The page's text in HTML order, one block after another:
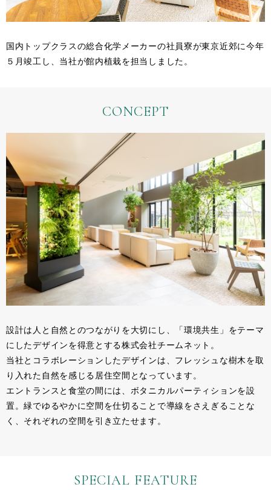
国内トップクラスの総合化学メーカーの社員寮が東京近郊に今年
５月竣工し、当社が館内植栽を担当しました。
CONCEPT
設計は人と自然とのつながりを大切にし、「環境共生」をテーマ
にしたデザインを得意とする株式会社チームネット。
当社とコラボレーションしたデザインは、フレッシュな樹木を取
り入れた自然を感じる居住空間となっています。
エントランスと食堂の間には、ボタニカルパーティションを設
置。緑でゆるやかに空間を仕切ることで導線をさえぎることな
く、それぞれの空間を引き立たせます。
SPECIAL FEATURE